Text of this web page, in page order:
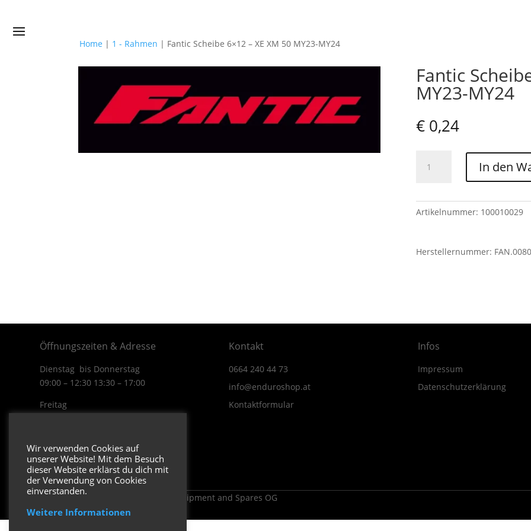
Home | 1 - Rahmen | Fantic Scheibe 6×12 – XE XM 50 MY23-MY24
Fantic
MY23-MY24
€0,24
Scheibe
XE
MY23-
In den
Artikelnummer: 100010029
Herstellernummer:
Öffnungszeiten & Adresse
Dienstag bis Donnerstag
09:00 – 12:30 13:30 – 17:00
Freitag
3170 Hainfeld
In Google Maps öffnen.
Kontakt
0664 240 44 73
info@enduroshop.at
Kontaktformular
Infos
Impressum
Datenschutzerklärung
Copyright 2026 ENDUROSHOP.at Equipment and Spares OG
Wir verwenden Cookies auf
unserer Website! Mit dem Besuch
dieser Website erklärst du dich mit
der Verwendung von Cookies
einverstanden.
Weitere Informationen